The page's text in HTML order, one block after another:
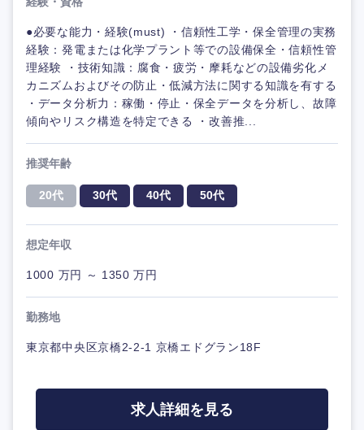
●必要な能力・経験(must) ・信頼性工学・保全管理の実務
経験：発電または化学プラント等での設備保全・信頼性管
理経験 ・技術知識：腐食・疲労・摩耗などの設備劣化メ
カニズムおよびその防止・低減方法に関する知識を有する
・データ分析力：稼働・停止・保全データを分析し、故障
傾向やリスク構造を特定できる ・改善推...
推奨年齢
20代 30代 40代 50代
想定年収
1000 万円 ～ 1350 万円
勤務地
東京都中央区京橋2-2-1 京橋エドグラン18F
求人詳細を見る